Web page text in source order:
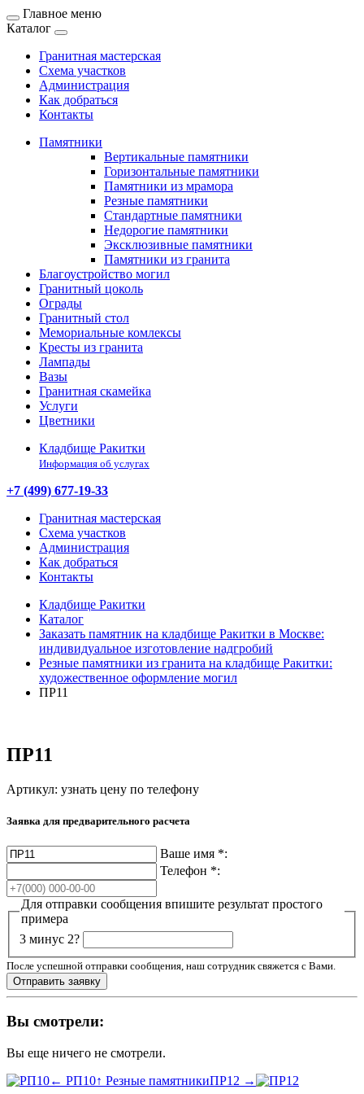
Главное меню
Каталог
Гранитная мастерская
Схема участков
Администрация
Как добраться
Контакты
Памятники
Вертикальные памятники
Горизонтальные памятники
Памятники из мрамора
Резные памятники
Стандартные памятники
Недорогие памятники
Эксклюзивные памятники
Памятники из гранита
Благоустройство могил
Гранитный цоколь
Ограды
Гранитный стол
Мемориальные комлексы
Кресты из гранита
Лампады
Вазы
Гранитная скамейка
Услуги
Цветники
Кладбище Ракитки
Информация об услугах
+7 (499) 677-19-33
Гранитная мастерская
Схема участков
Администрация
Как добраться
Контакты
Кладбище Ракитки
Каталог
Заказать памятник на кладбище Ракитки в Москве:
индивидуальное изготовление надгробий
Резные памятники из гранита на кладбище Ракитки:
художественное оформление могил
ПР11
ПР11
Артикул: узнать цену по телефону
Заявка для предварительного расчета
Ваше имя *:
Телефон *:
Для отправки сообщения впишите результат простого
примера
3 минус 2?
После успешной отправки сообщения, наш сотрудник свяжется с Вами.
Вы смотрели:
Вы еще ничего не смотрели.
← РП10↑ Резные памятникиПР12 →